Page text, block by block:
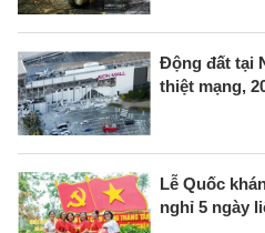
Động đất tại
thiệt mạng,
Lễ Quốc
nghỉ 5 ngày